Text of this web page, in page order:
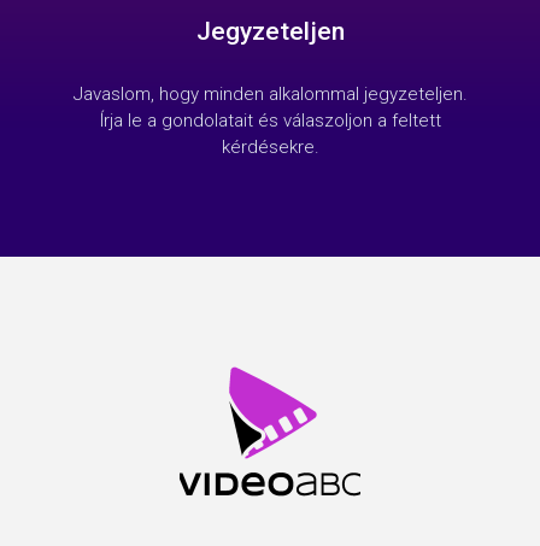
Jegyzeteljen
Javaslom, hogy minden alkalommal jegyzeteljen.
Írja le a gondolatait és válaszoljon a feltett
kérdésekre.